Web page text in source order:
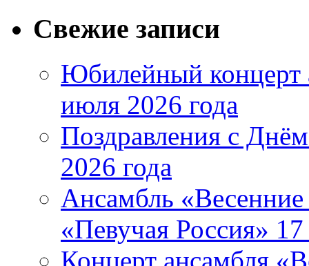
Свежие записи
Юбилейный концерт
июля 2026 года
Поздравления с
2026 года
Ансамбль «Весенние
«Певучая Россия»
Концерт ансамбля